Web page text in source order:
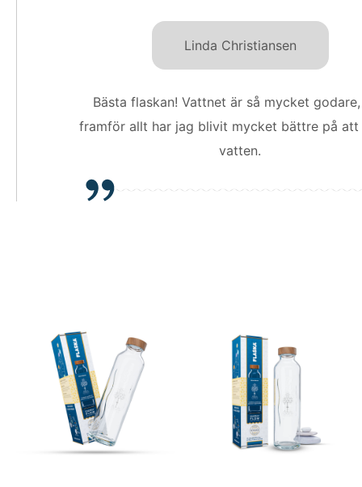
Linda Christiansen
Bästa flaskan! Vattnet är så mycket
framför allt har jag blivit mycket bättre på att
vatten.